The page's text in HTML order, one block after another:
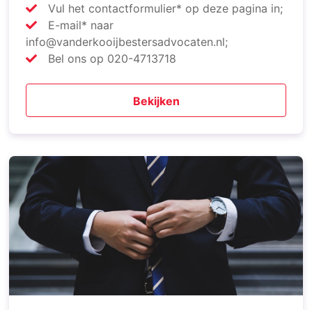
Vul het contactformulier* op deze pagina in;
E-mail* naar
info@vanderkooijbestersadvocaten.nl;
Bel ons op 020-4713718
Bekijken